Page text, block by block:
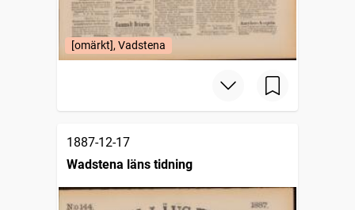
[omärkt], Vadstena
1887-12-17
Wadstena läns tidning